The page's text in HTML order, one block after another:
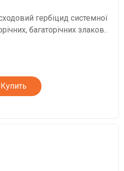
гербіцид системної
багаторічних злаков..
Купить